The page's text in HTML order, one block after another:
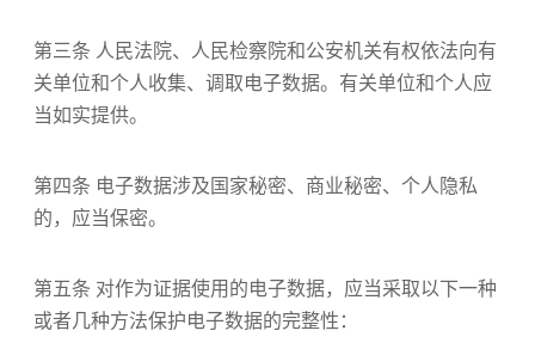
第三条 人民法院、人民检察院和公安机关有权依法向有
关单位和个人收集、调取电子数据。有关单位和个人应
当如实提供。
第四条 电子数据涉及国家秘密、商业秘密、个人隐私
的，应当保密。
第五条 对作为证据使用的电子数据，应当采取以下一种
或者几种方法保护电子数据的完整性：